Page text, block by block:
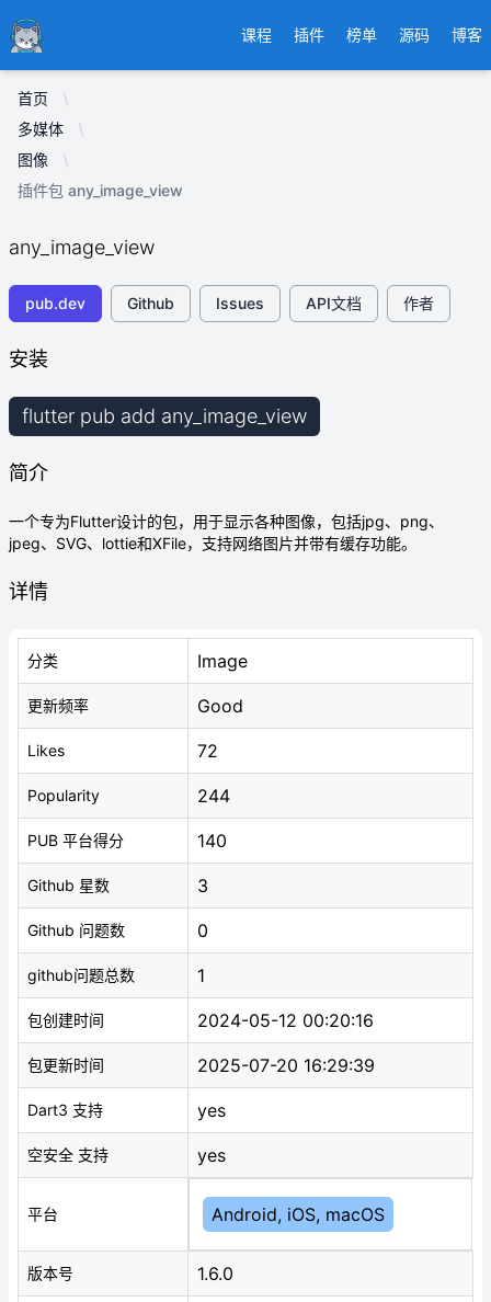
Ducafecat 课程 插件 榜单 源码 博客
首页
多媒体
图像
插件包 any_image_view
any_image_view
pub.dev Github Issues API文档 作者
安装
flutter pub add any_image_view
简介
一个专为Flutter设计的包，用于显示各种图像，包括jpg、png、
jpeg、SVG、lottie和XFile，支持网络图片并带有缓存功能。
详情
分类 Image
更新频率 Good
Likes 72
Popularity 244
PUB 平台得分 140
Github 星数 3
Github 问题数 0
github问题总数 1
包创建时间 2024-05-12 00:20:16
包更新时间 2025-07-20 16:29:39
Dart3 支持 yes
空安全 支持 yes
平台 Android, iOS, macOS
版本号 1.6.0